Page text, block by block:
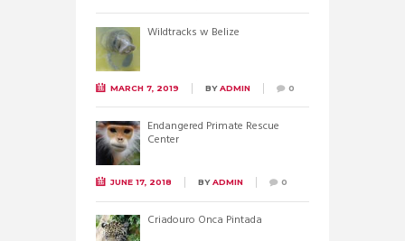
Wildtracks w Belize
MARCH 7, 2019 BYADMIN 0
Endangered Primate Rescue
Center
JUNE 17, 2018 BYADMIN 0
Criadouro Onca Pintada